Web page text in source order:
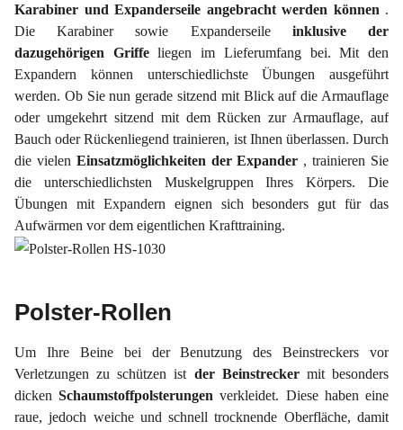
Karabiner und Expanderseile angebracht werden können .
Die Karabiner sowie Expanderseile inklusive der
dazugehörigen Griffeliegen im Lieferumfang bei. Mit den
Expandern können unterschiedlichste Übungen ausgeführt
werden. Ob Sie nun gerade sitzend mit Blick auf die Armauflage
oder umgekehrt sitzend mit dem Rücken zur Armauflage, auf
Bauch oder Rückenliegend trainieren, ist Ihnen überlassen. Durch
die vielen Einsatzmöglichkeiten der Expander , trainieren Sie
die unterschiedlichsten Muskelgruppen Ihres Körpers. Die
Übungen mit Expandern eignen sich besonders gut für das
Aufwärmen vor dem eigentlichen Krafttraining.
Polster-Rollen
Um Ihre Beine bei der Benutzung des Beinstreckers vor
Verletzungen zu schützen ist der Beinstrecker mit besonders
dickenSchaumstoffpolsterungenverkleidet. Diese haben eine
raue, jedoch weiche und schnell trocknende Oberfläche, damit